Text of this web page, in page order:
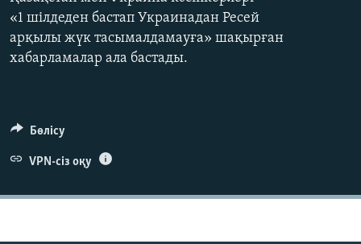
ЖАЗЫЛЫҢЫЗ
«1 шілдеден бастап Украинадан Ресей
арқылы жүк тасымалдамауға» шақырған
хабарламалар ала бастады.
Бөлісу
VPN-сіз оқу